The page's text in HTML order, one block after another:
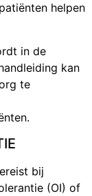
helpen
in de
kan
te
bij
(OI) of